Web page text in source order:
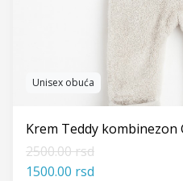
Unisex obuća
Krem Teddy kombinezon
2500.00 rsd
1500.00 rsd